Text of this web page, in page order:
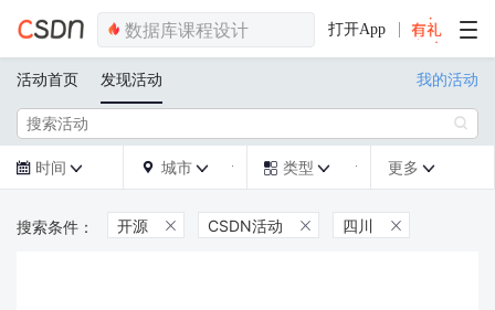
打开App
活动首页 发现活动 我的活动

 时间   城市   类型  更多 
开源  CSDN活动  四川 